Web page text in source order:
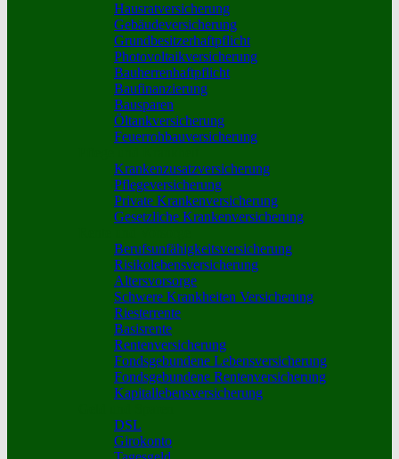
Hausratversicherung
Gebäudeversicherung
Grundbesitzerhaftpflicht
Photovoltaikversicherung
Bauherrenhaftpflicht
Baufinanzierung
Bausparen
Öltankversicherung
Feuerrohbauversicherung
Krankenzusatzversicherung
Pflegeversicherung
Private Krankenversicherung
Gesetzliche Krankenversicherung
Berufs­unfähigkeitsversicherung
Risikolebensversicherung
Altersvorsorge
Schwere Krankheiten Versicherung
Riesterrente
Basisrente
Rentenversicherung
Fondsgebundene Lebensversicherung
Fondsgebundene Rentenversicherung
Kapitallebensversicherung
DSL
Girokonto